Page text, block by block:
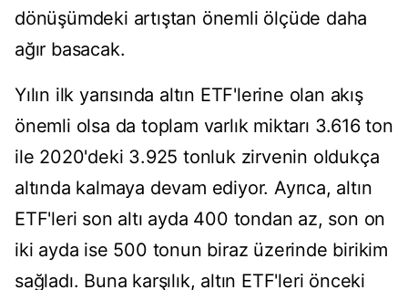
dönüşümdeki artıştan önemli ölçüde daha
ağır basacak.
Yılın ilk yarısında altın ETF'lerine olan akış
önemli olsa da toplam varlık miktarı 3.616 ton
ile 2020'deki 3.925 tonluk zirvenin oldukça
altında kalmaya devam ediyor. Ayrıca, altın
ETF'leri son altı ayda 400 tondan az, son on
iki ayda ise 500 tonun biraz üzerinde birikim
sağladı. Buna karşılık, altın ETF'leri önceki